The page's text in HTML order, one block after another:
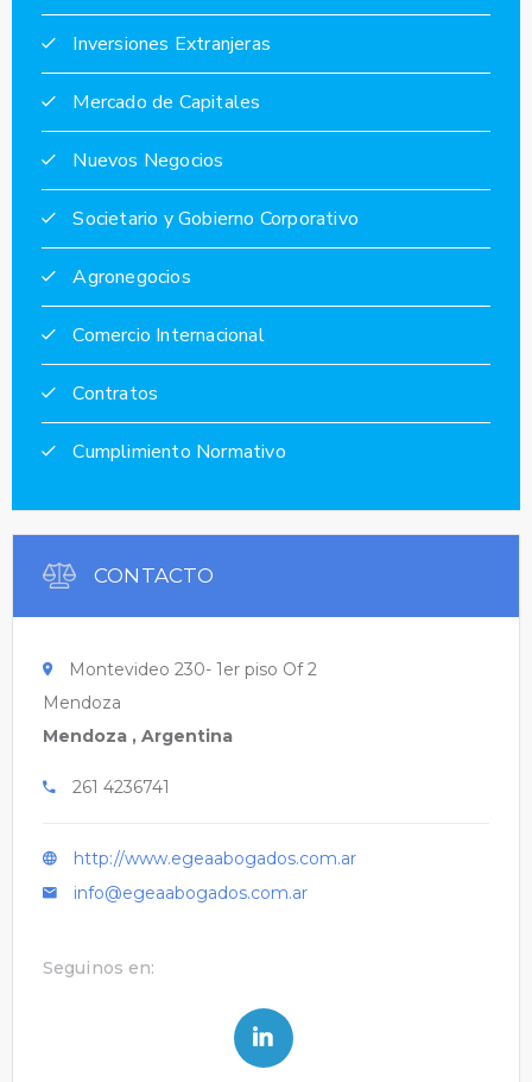
Inversiones Extranjeras
Mercado de Capitales
Nuevos Negocios
Societario y Gobierno Corporativo
Agronegocios
Comercio Internacional
Contratos
Cumplimiento Normativo
CONTACTO
Montevideo 230- 1er piso Of 2
Mendoza
Mendoza , Argentina
261 4236741
http://www.egeaabogados.com.ar
info@egeaabogados.com.ar
Seguinos en: